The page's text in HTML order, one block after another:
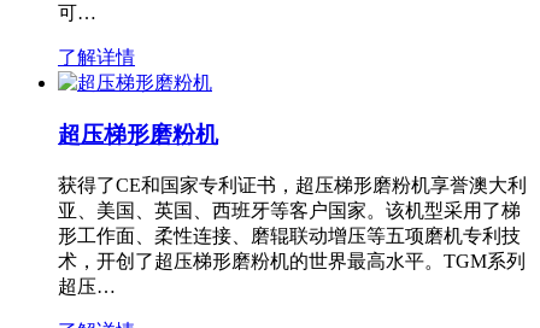
可…
了解详情
超压梯形磨粉机
获得了CE和国家专利证书，超压梯形磨粉机享誉澳大利
亚、美国、英国、西班牙等客户国家。该机型采用了梯
形工作面、柔性连接、磨辊联动增压等五项磨机专利技
术，开创了超压梯形磨粉机的世界最高水平。TGM系列
超压…